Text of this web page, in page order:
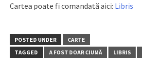
Cartea poate fi comandată aici: Libris
POSTED UNDER
CARTE
TAGGED
A FOST DOAR CIUMĂ LIBRIS